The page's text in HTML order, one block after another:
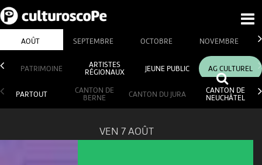
AOÛT SEPTEMBRE OCTOBRE NOVEMBRE
PATRIMOINE
ARTISTES
RÉGIONAUX
JEUNE PUBLIC AG CULTUREL
PARTOUT
CANTON DE
BERNE
CANTON DU JURA
CANTON DE
NEUCHÂTEL
VEN 7 AOÛT